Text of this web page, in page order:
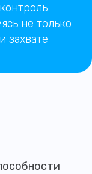
не только
захвате